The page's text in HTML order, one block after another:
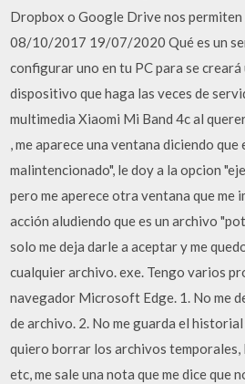
Dropbox o Google Drive nos
08/10/2017 19/07/2020 Qué es un
configurar uno en tu PC para se creará
dispositivo que haga las veces de
multimedia Xiaomi Mi Band 4c al
, me aparece una ventana diciendo que
malintencionado", le doy a la opcion
pero me aperece otra ventana que me
acción aludiendo que es un archivo
solo me deja darle a aceptar y me
cualquier archivo. exe. Tengo varios
navegador Microsoft Edge. 1. No me
de archivo. 2. No me guarda el
quiero borrar los archivos temporales,
etc, me sale una nota que me dice que